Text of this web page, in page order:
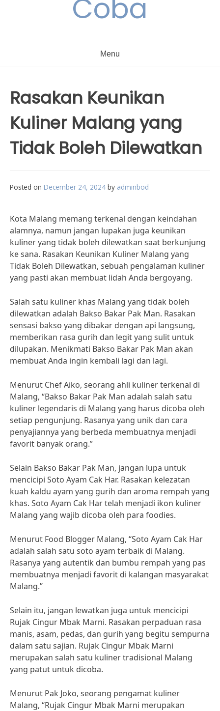
Coba
Menu
Rasakan Keunikan
Kuliner Malang yang
Tidak Boleh Dilewatkan
Posted on December 24, 2024 by adminbod
Kota Malang memang terkenal dengan keindahan
alamnya, namun jangan lupakan juga keunikan
kuliner yang tidak boleh dilewatkan saat berkunjung
ke sana. Rasakan Keunikan Kuliner Malang yang
Tidak Boleh Dilewatkan, sebuah pengalaman kuliner
yang pasti akan membuat lidah Anda bergoyang.
Salah satu kuliner khas Malang yang tidak boleh
dilewatkan adalah Bakso Bakar Pak Man. Rasakan
sensasi bakso yang dibakar dengan api langsung,
memberikan rasa gurih dan legit yang sulit untuk
dilupakan. Menikmati Bakso Bakar Pak Man akan
membuat Anda ingin kembali lagi dan lagi.
Menurut Chef Aiko, seorang ahli kuliner terkenal di
Malang, “Bakso Bakar Pak Man adalah salah satu
kuliner legendaris di Malang yang harus dicoba oleh
setiap pengunjung. Rasanya yang unik dan cara
penyajiannya yang berbeda membuatnya menjadi
favorit banyak orang.”
Selain Bakso Bakar Pak Man, jangan lupa untuk
mencicipi Soto Ayam Cak Har. Rasakan kelezatan
kuah kaldu ayam yang gurih dan aroma rempah yang
khas. Soto Ayam Cak Har telah menjadi ikon kuliner
Malang yang wajib dicoba oleh para foodies.
Menurut Food Blogger Malang, “Soto Ayam Cak Har
adalah salah satu soto ayam terbaik di Malang.
Rasanya yang autentik dan bumbu rempah yang pas
membuatnya menjadi favorit di kalangan masyarakat
Malang.”
Selain itu, jangan lewatkan juga untuk mencicipi
Rujak Cingur Mbak Marni. Rasakan perpaduan rasa
manis, asam, pedas, dan gurih yang begitu sempurna
dalam satu sajian. Rujak Cingur Mbak Marni
merupakan salah satu kuliner tradisional Malang
yang patut untuk dicoba.
Menurut Pak Joko, seorang pengamat kuliner
Malang, “Rujak Cingur Mbak Marni merupakan